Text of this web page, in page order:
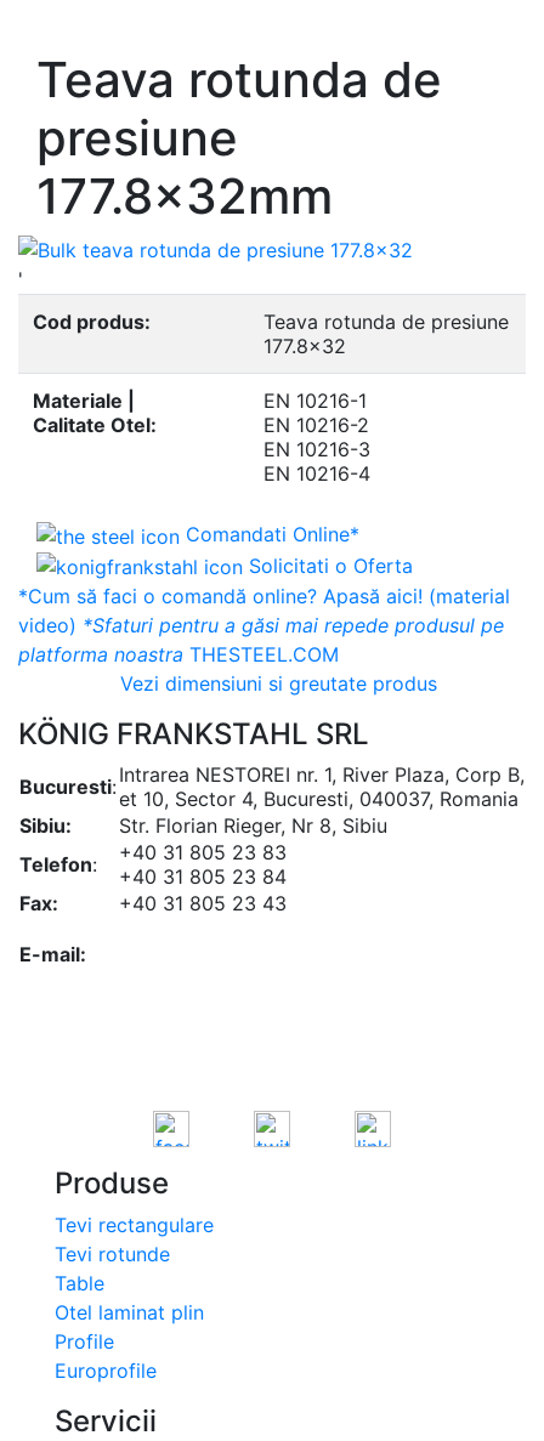
Teava rotunda de
presiune
177.8x32mm
'
Cod produs:
Teava rotunda de presiune
177.8x32
Materiale |
Calitate Otel:
EN 10216-1
EN 10216-2
EN 10216-3
EN 10216-4
Comandati Online*
Solicitati o Oferta
*Cum să faci o comandă online? Apasă aici! (material
video) *Sfaturi pentru a găsi mai repede produsul pe
platforma noastra THESTEEL.COM
Vezi dimensiuni si greutate produs
KÖNIG FRANKSTAHL SRL
Bucuresti:Intrarea NESTOREI nr. 1, River Plaza, Corp B,
et 10, Sector 4, Bucuresti, 040037, Romania
Sibiu:
Str. Florian Rieger, Nr 8, Sibiu
Telefon:
+40 31 805 23 83
+40 31 805 23 84
Fax:
+40 31 805 23 43
E-mail:
Produse
Tevi rectangulare
Tevi rotunde
Table
Otel laminat plin
Profile
Europrofile
Servicii